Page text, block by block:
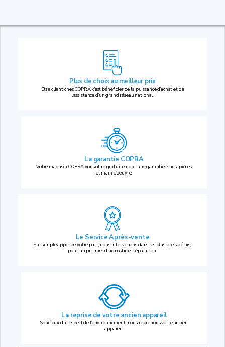
Plus de choix au meilleur prix
Etre client chez COPRA, c’est bénéficier de la puissance d’achat et de
l’assistance d’un grand réseau national.
La garantie COPRA
Votre magasin COPRA vous offre gratuitement une garantie 2 ans, pièces
et main d’oeuvre.
Le Service Après-vente
Sur simple appel de votre part, nous intervenons dans les plus brefs délais,
pour un premier diagnostic et réparation.
La reprise de votre ancien appareil
Soucieux du respect de l’environnement, nous reprenons votre ancien
appareil.